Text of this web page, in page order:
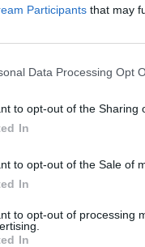
Participants that may
Data Processing Opt
to opt-out of the Sharing
In
to opt-out of the Sale of
In
to opt-out of processing
In